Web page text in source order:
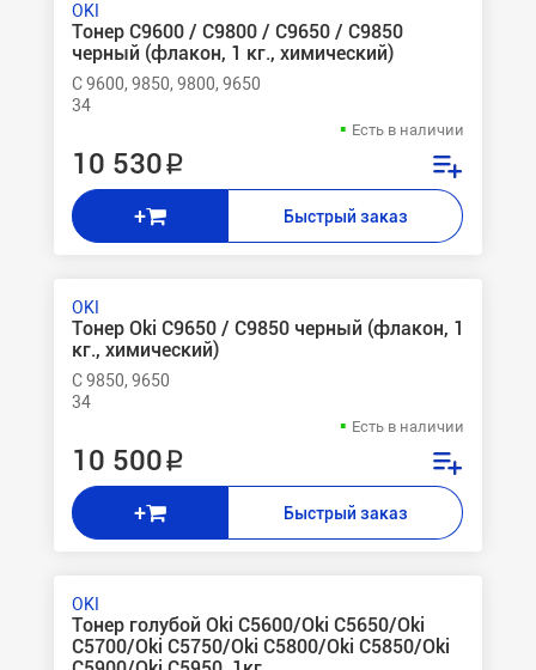
OKI
Тонер C9600 / C9800 / C9650 / C9850
черный (флакон, 1 кг., химический)
C 9600, 9850, 9800, 9650
34
Есть в наличии
10 530 ₽
+ Быстрый заказ
OKI
Тонер Oki C9650 / C9850 черный (флакон, 1
кг., химический)
C 9850, 9650
34
Есть в наличии
10 500 ₽
+ Быстрый заказ
OKI
Тонер голубой Oki C5600/Oki C5650/Oki
C5700/Oki C5750/Oki C5800/Oki C5850/Oki